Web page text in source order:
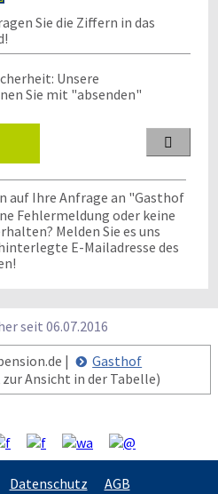
Sie die Ziffern in das
Unsere
Sie mit "absenden"

auf Ihre Anfrage an "Gasthof
Fehlermeldung oder keine
Melden Sie es uns
E-Mailadresse des
seit 06.07.2016
|
Gasthof
Ansicht in der Tabelle)
Datenschutz AGB